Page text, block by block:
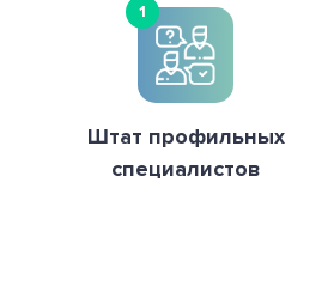
1
Штат профильных
специалистов